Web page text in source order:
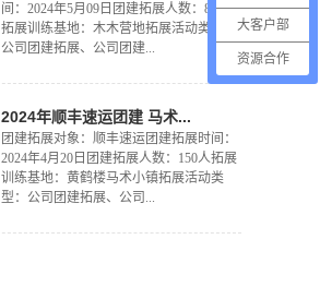
间：2024年5月09日团建拓展人数：80人
拓展训练基地：木木营地拓展活动类型：
公司团建拓展、公司团建...
2024年顺丰速运团建 马术...
团建拓展对象：顺丰速运团建拓展时间：
2024年4月20日团建拓展人数：150人拓展
训练基地：黄鹤楼马术小镇拓展活动类
型：公司团建拓展、公司...
大客户部
资源合作